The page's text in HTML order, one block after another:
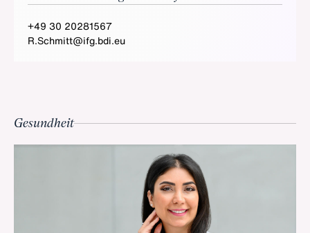
+49 30 20281567
R.Schmitt@ifg.bdi.eu
Gesundheit